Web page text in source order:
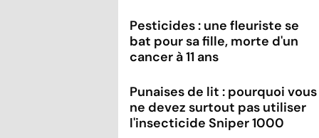
Pesticides : une fleuriste se
bat pour sa fille, morte d'un
cancer à 11 ans
Punaises de lit : pourquoi vous
ne devez surtout pas utiliser
l'insecticide Sniper 1000